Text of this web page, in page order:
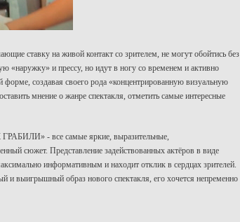
ставку на живой контакт со зрителем, не могут обойтись без
«наружку» и прессу, но идут в ногу со временем и активно
создавая своего рода «концентрированную визуальную
мнение о жанре спектакля, отметить самые интересные
- все самые яркие, выразительные,
сюжет. Представление задействованных актёров в виде
информативным и находит отклик в сердцах зрителей.
выигрышный образ нового спектакля, его хочется непременно